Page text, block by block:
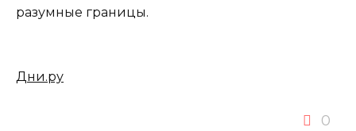
разумные границы.
Дни.ру
0